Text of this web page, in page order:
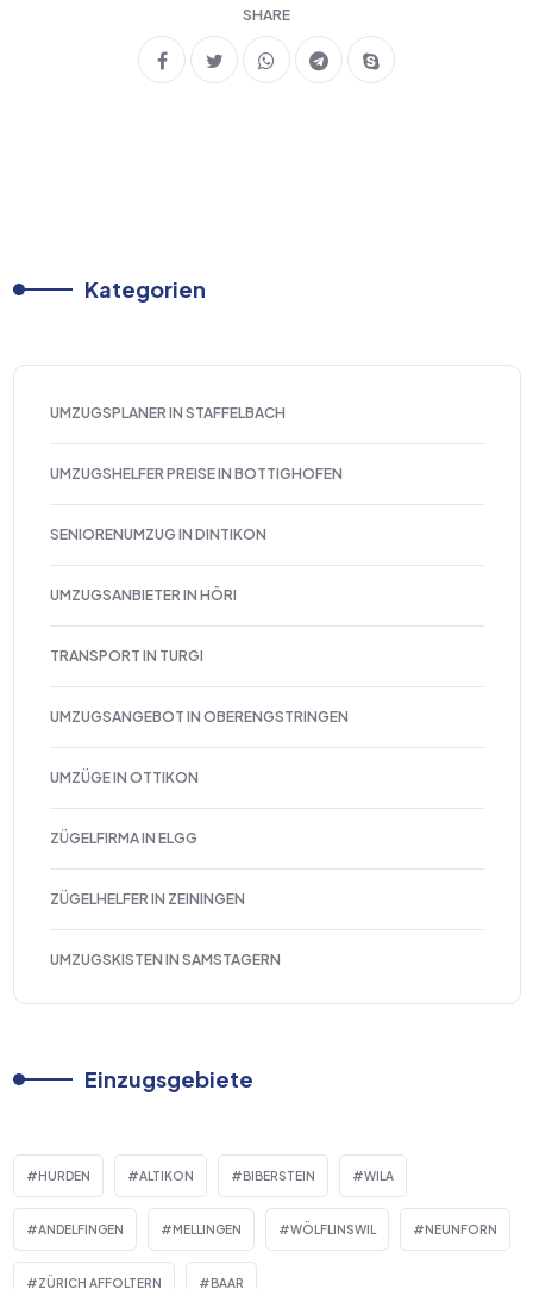
SHARE
Kategorien
UMZUGSPLANER IN STAFFELBACH
UMZUGSHELFER PREISE IN BOTTIGHOFEN
SENIORENUMZUG IN DINTIKON
UMZUGSANBIETER IN HÖRI
TRANSPORT IN TURGI
UMZUGSANGEBOT IN OBERENGSTRINGEN
UMZÜGE IN OTTIKON
ZÜGELFIRMA IN ELGG
ZÜGELHELFER IN ZEININGEN
UMZUGSKISTEN IN SAMSTAGERN
Einzugsgebiete
HURDEN ALTIKON BIBERSTEIN WILA
ANDELFINGEN MELLINGEN WÖLFLINSWIL NEUNFORN
ZÜRICH AFFOLTERN BAAR